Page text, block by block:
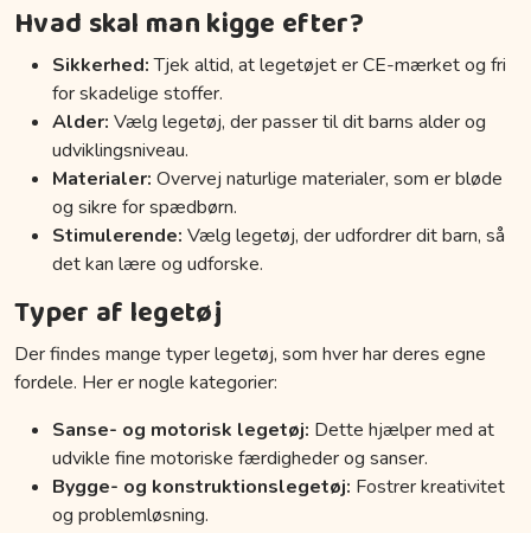
Hvad skal man kigge efter?
Sikkerhed:Tjek altid, at legetøjet er CE-mærket og fri
for skadelige stoffer.
Alder: Vælg legetøj, der passer til dit barns alder og
udviklingsniveau.
Materialer: Overvej naturlige materialer, som er bløde
og sikre for spædbørn.
Stimulerende: Vælg legetøj, der udfordrer dit barn, så
det kan lære og udforske.
Typer af legetøj
Der findes mange typer legetøj, som hver har deres egne
fordele. Her er nogle kategorier:
Sanse- og motorisk legetøj: Dette hjælper med at
udvikle fine motoriske færdigheder og sanser.
Bygge- og konstruktionslegetøj: Fostrer kreativitet
og problemløsning.